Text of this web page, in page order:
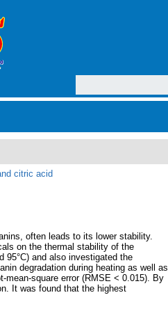
citric acid
often leads to its lower stability.
on the thermal stability of the
95°C) and also investigated the
degradation during heating as well as
mean-square error (RMSE < 0.015). By
It was found that the highest